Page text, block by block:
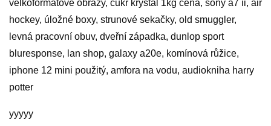
velkoformátové obrazy, cukr krystal 1kg cena, sony a7 ii, air
hockey, úložné boxy, strunové sekačky, old smuggler,
levná pracovní obuv, dveřní západka, dunlop sport
bluresponse, lan shop, galaxy a20e, komínová růžice,
iphone 12 mini použitý, amfora na vodu, audiokniha harry
potter
yyyyy